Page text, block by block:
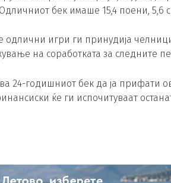
бек имаше 15,4 поени, 5,6
одлични игри ги принудија
на соработката за следните
24-годишниот бек да ја прифати
ќе ги испочитуваат